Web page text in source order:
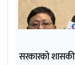
सरकारको